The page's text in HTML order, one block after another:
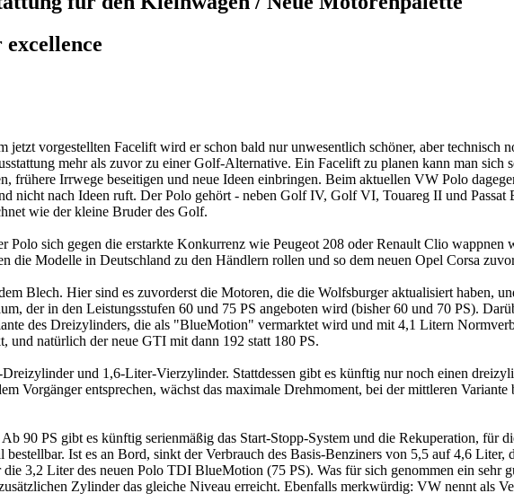
vorgestellten Facelift wird er schon bald nur unwesentlich schöner, aber technisch
mehr als zuvor zu einer Golf-Alternative. Ein Facelift zu planen kann man sich
frühere Irrwege beseitigen und neue Ideen einbringen. Beim aktuellen VW Polo
nicht nach Ideen ruft. Der Polo gehört - neben Golf IV, Golf VI, Touareg II und Passat
wie der kleine Bruder des Golf.
Polo sich gegen die erstarkte Konkurrenz wie Peugeot 208 oder Renault Clio
die Modelle in Deutschland zu den Händlern rollen und so dem neuen Opel Corsa
Blech. Hier sind es zuvorderst die Motoren, die die Wolfsburger aktualisiert haben,
der in den Leistungsstufen 60 und 75 PS angeboten wird (bisher 60 und 70 PS).
des Dreizylinders, die als "BlueMotion" vermarktet wird und mit 4,1 Litern
und natürlich der neue GTI mit dann 192 statt 180 PS.
und 1,6-Liter-Vierzylinder. Stattdessen gibt es künftig nur noch einen
Vorgänger entsprechen, wächst das maximale Drehmoment, bei der mittleren
90 PS gibt es künftig serienmäßig das Start-Stopp-System und die Rekuperation, für
Ist es an Bord, sinkt der Verbrauch des Basis-Benziners von 5,5 auf 4,6
3,2 Liter des neuen Polo TDI BlueMotion (75 PS). Was für sich genommen ein sehr
Zylinder das gleiche Niveau erreicht. Ebenfalls merkwürdig: VW nennt als